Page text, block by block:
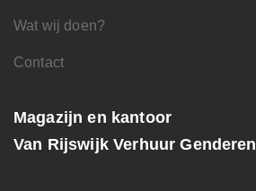
Wat wij doen?
Contact
Magazijn en kantoor
Van Rijswijk Verhuur Genderen